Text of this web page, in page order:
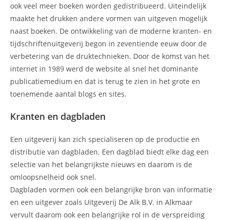
ook veel meer boeken worden gedistribueerd. Uiteindelijk
maakte het drukken andere vormen van uitgeven mogelijk
naast boeken. De ontwikkeling van de moderne kranten- en
tijdschriftenuitgeverij begon in zeventiende eeuw door de
verbetering van de druktechnieken. Door de komst van het
internet in 1989 werd de website al snel het dominante
publicatiemedium en dat is terug te zien in het grote en
toenemende aantal blogs en sites.
Kranten en dagbladen
Een uitgeverij kan zich specialiseren op de productie en
distributie van dagbladen. Een dagblad biedt elke dag een
selectie van het belangrijkste nieuws en daarom is de
omloopsnelheid ook snel.
Dagbladen vormen ook een belangrijke bron van informatie
en een uitgever zoals Uitgeverij De Alk B.V. in Alkmaar
vervult daarom ook een belangrijke rol in de verspreiding